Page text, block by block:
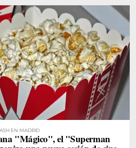
EN MADRID
"Mágico", el "Superman